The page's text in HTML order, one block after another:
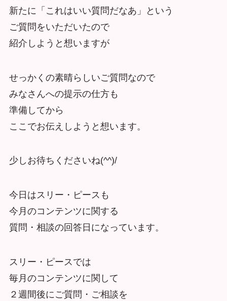
新たに「これはいい質問だなあ」という
ご質問をいただいたので
紹介しようと想いますが
せっかくの素晴らしいご質問なので
みなさんへの提示の仕方も
準備してから
ここでお伝えしようと想います。
少しお待ちくださいね(^^)/
今日はスリー・ピースも
今月のコンテンツに関する
質問・相談の回答日になっています。
スリー・ピースでは
毎月のコンテンツに関して
２週間後にご質問・ご相談を